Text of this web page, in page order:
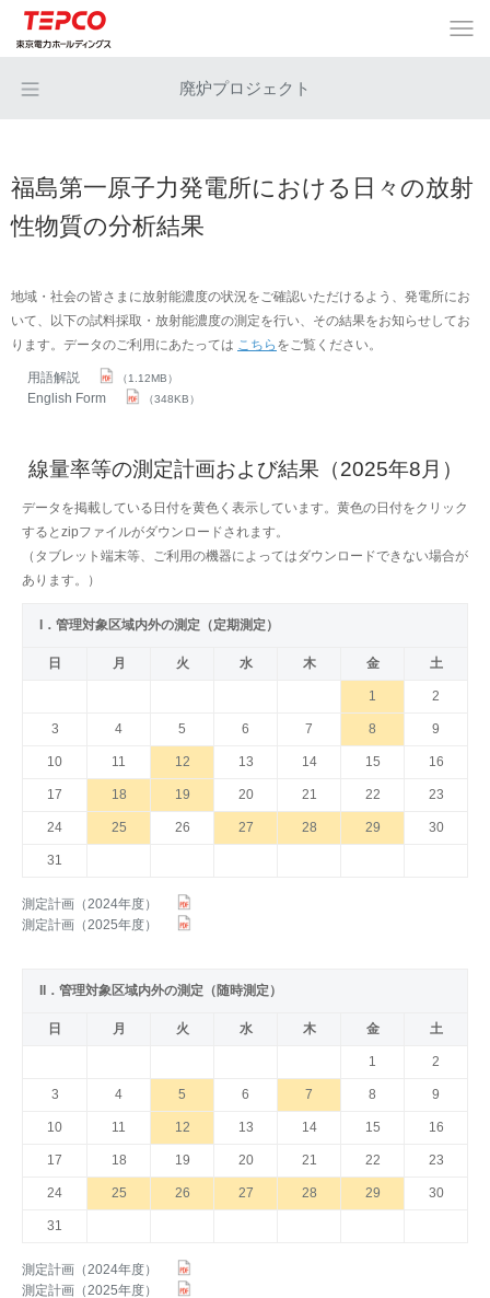
廃炉プロジェクト
福島第一原子力発電所における日々の放射
性物質の分析結果
地域・社会の皆さまに放射能濃度の状況をご確認いただけるよう、発電所にお
いて、以下の試料採取・放射能濃度の測定を行い、その結果をお知らせしてお
ります。データのご利用にあたっては こちら をご覧ください。
用語解説 （1.12MB）
English Form （348KB）
線量率等の測定計画および結果（2025年8月）
データを掲載している日付を黄色く表示しています。黄色の日付をクリック
するとzipファイルがダウンロードされます。
（タブレット端末等、ご利用の機器によってはダウンロードできない場合が
あります。）
I．管理対象区域内外の測定（定期測定）
日 月 火 水 木 金 土
1 2
3 4 5 6 7 8 9
10 11 12 13 14 15 16
17 18 19 20 21 22 23
24 25 26 27 28 29 30
31
測定計画（2024年度）
測定計画（2025年度）
II．管理対象区域内外の測定（随時測定）
日 月 火 水 木 金 土
1 2
3 4 5 6 7 8 9
10 11 12 13 14 15 16
17 18 19 20 21 22 23
24 25 26 27 28 29 30
31
測定計画（2024年度）
測定計画（2025年度）